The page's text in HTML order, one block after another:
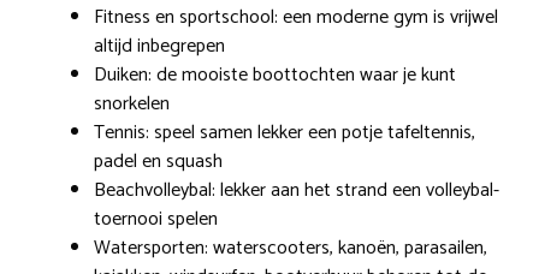
Fitness en sportschool: een moderne gym is vrijwel
altijd inbegrepen
Duiken: de mooiste boottochten waar je kunt
snorkelen
Tennis: speel samen lekker een potje tafeltennis,
padel en squash
Beachvolleybal: lekker aan het strand een volleybal-
toernooi spelen
Watersporten: waterscooters, kanoën, parasailen,